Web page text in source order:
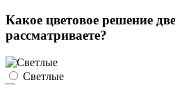
Какое цветовое решение
рассматриваете?
Светлые